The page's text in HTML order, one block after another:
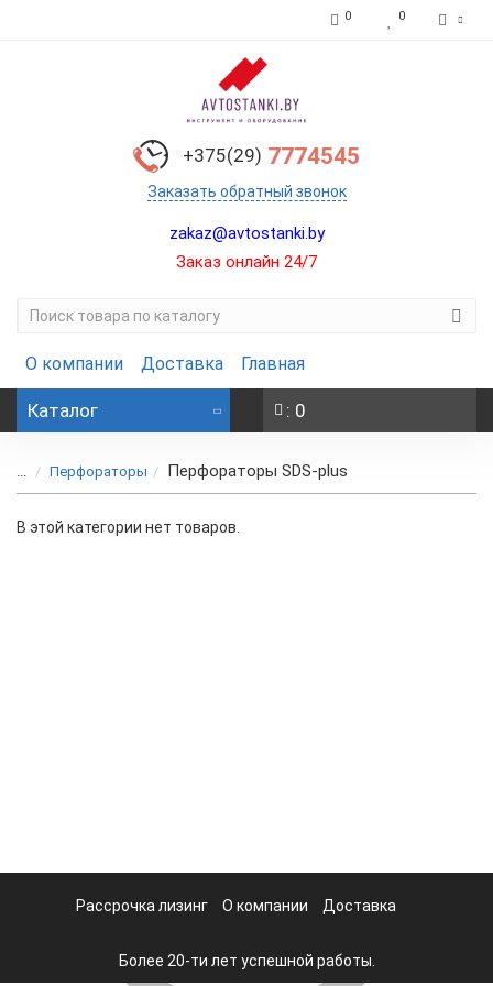
0 0
+375(29) 7774545
Заказать обратный звонок
zakaz@avtostanki.by
Заказ онлайн 24/7
О компании Доставка Главная
Каталог : 0
... Перфораторы Перфораторы SDS-plus
В этой категории нет товаров.
Рассрочка лизинг О компании Доставка
Более 20-ти лет успешной работы.